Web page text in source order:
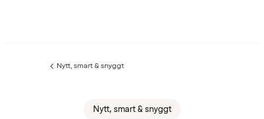
Föregående
Nytt, smart & snyggt
Nytt, smart & snyggt